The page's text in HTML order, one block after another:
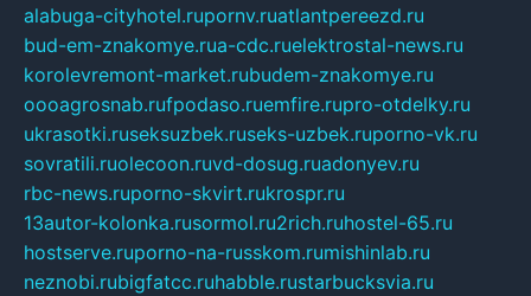
alabuga-cityhotel.rupornv.ruatlantpereezd.ru
bud-em-znakomye.rua-cdc.ruelektrostal-news.ru
korolevremont-market.rubudem-znakomye.ru
oooagrosnab.rufpodaso.ruemfire.rupro-otdelky.ru
ukrasotki.ruseksuzbek.ruseks-uzbek.ruporno-vk.ru
sovratili.ruolecoon.ruvd-dosug.ruadonyev.ru
rbc-news.ruporno-skvirt.rukrospr.ru
13autor-kolonka.rusormol.ru2rich.ruhostel-65.ru
hostserve.ruporno-na-russkom.rumishinlab.ru
neznobi.rubigfatcc.ruhabble.rustarbucksvia.ru